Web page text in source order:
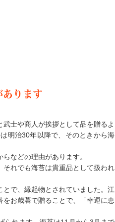
あります
士や商人が挨拶として品を贈るよ
明治30年以降で、そのときから海
などの理由があります。
れでも海苔は貴重品として扱われ
で、縁起物とされていました。江
をお歳暮で贈ることで、「幸運に恵